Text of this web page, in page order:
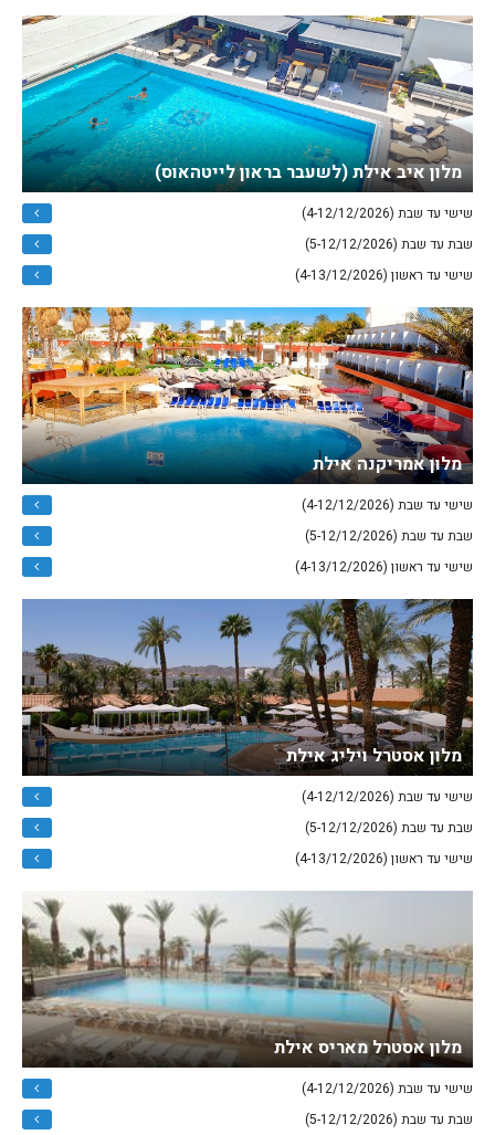
מלון איב אילת (לשעבר בראון לייטהאוס)
שישי עד שבת (4-12/12/2026)
שבת עד שבת (5-12/12/2026)
שישי עד ראשון (4-13/12/2026)
מלון אמריקנה אילת
שישי עד שבת (4-12/12/2026)
שבת עד שבת (5-12/12/2026)
שישי עד ראשון (4-13/12/2026)
מלון אסטרל ויליג אילת
שישי עד שבת (4-12/12/2026)
שבת עד שבת (5-12/12/2026)
שישי עד ראשון (4-13/12/2026)
מלון אסטרל מאריס אילת
שישי עד שבת (4-12/12/2026)
שבת עד שבת (5-12/12/2026)